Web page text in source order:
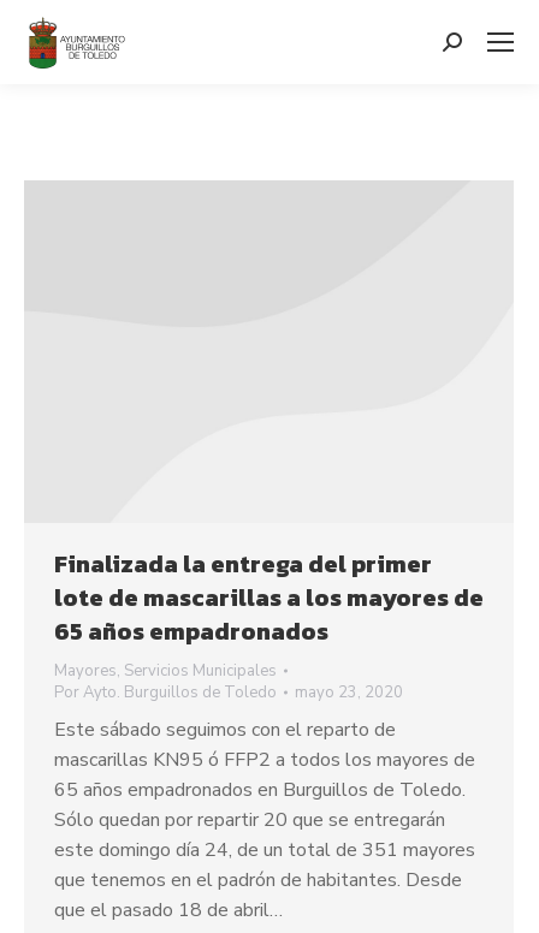
contenido
Search:
Finalizada la entrega del primer
lote de mascarillas a los mayores de
65 años empadronados
Mayores, Servicios Municipales
PorAyto. Burguillos de Toledo mayo 23, 2020
Este sábado seguimos con el reparto de
mascarillas KN95 ó FFP2 a todos los mayores de
65 años empadronados en Burguillos de Toledo.
Sólo quedan por repartir 20 que se entregarán
este domingo día 24, de un total de 351 mayores
que tenemos en el padrón de habitantes. Desde
que el pasado 18 de abril…